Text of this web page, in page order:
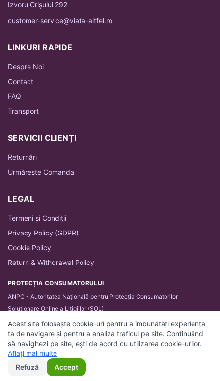
Izvoru Crișului 292
customer-service@viata-altfel.ro
LINKURI RAPIDE
Despre Noi
Contact
FAQ
Transport
SERVICII CLIENȚI
Returnări
Urmărește Comanda
LEGAL
Termeni și Condiții
Privacy Policy (GDPR)
Cookie Policy
Return & Withdrawal Policy
PROTECȚIA CONSUMATORULUI
ANPC - Autoritatea Națională pentru Protecția Consumatorilor
Soluționare Online a Litigiilor (SOL)
© 2026 BARTHA IT SOLUTIONS SRL. Toate drepturile
Acest site folosește cookie-uri pentru a îmbunătăți experiența
ta de navigare și pentru a analiza traficul pe site. Continuând
să navighezi pe site, ești de acord cu utilizarea cookie-urilor.
Aflați mai multe
Refuză
Accept